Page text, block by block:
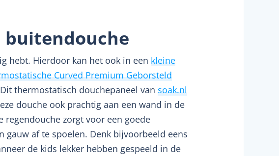
buitendouche
hebt. Hierdoor kan het ook in een kleine
Curved Premium Geborsteld
thermostatisch douchepaneel van soak.nl
douche ook prachtig aan een wand in de
regendouche zorgt voor een goede
af te spoelen. Denk bijvoorbeeld eens
de kids lekker hebben gespeeld in de